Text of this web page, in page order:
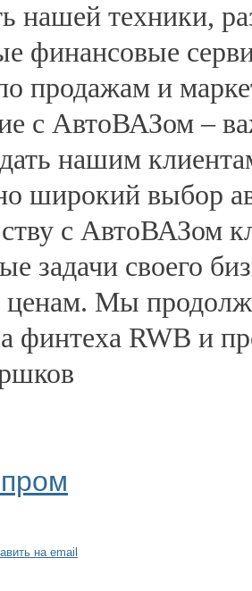
нашей техники,
финансовые
продажам и
с АвтоВАЗом –
нашим
широкий выбор
с АвтоВАЗом
задачи своего
Мы
финтеха RWB и
на email